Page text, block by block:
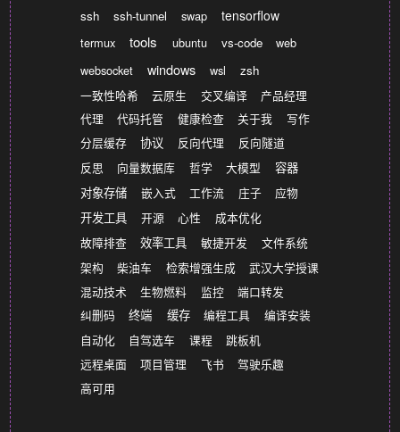
ssh
ssh-tunnel swap tensorflow
termux tools ubuntu vs-code
web
websocket
windows wsl
zsh
一致性哈希
云原生 交叉编译
产品经理
代理
代码托管 健康检查 关于我
写作
分层缓存
协议 反向代理
反向隧道
反思
向量数据库 哲学 大模型
容器
对象存储
嵌入式 工作流 庄子
应物
开发工具
开源 心性
成本优化
故障排查
效率工具 敏捷开发
文件系统
架构
柴油车 检索增强生成
武汉大学授课
混动技术
生物燃料 监控
端口转发
纠删码
终端 缓存 编程工具
编译安装
自动化
自驾选车 课程
跳板机
远程桌面
项目管理 飞书
驾驶乐趣
高可用